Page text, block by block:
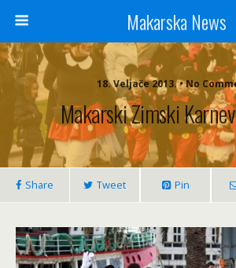
Makarska News
18. Veljače 2013. • No
Makarski Zimski
Share Tweet Pin